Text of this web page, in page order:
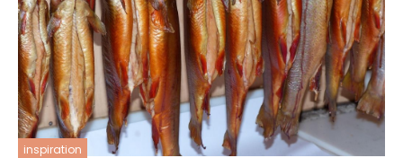
inspiration